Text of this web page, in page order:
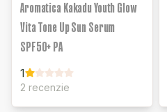
Aromatica Kakadu Youth Glow
Vita Tone Up Sun Serum
SPF50+ PA
1
2 recenzie